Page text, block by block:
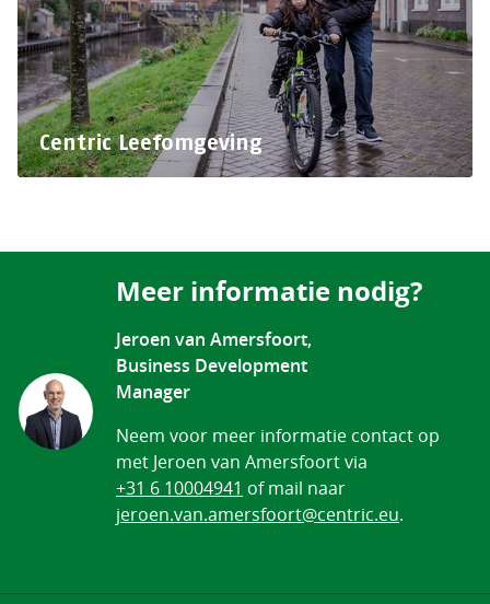
Centric Leefomgeving
Meer informatie nodig?
Jeroen van Amersfoort,
Business Development
Manager
Neem voor meer informatie contact op
met Jeroen van Amersfoort via
+31 6 10004941 of mail naar
jeroen.van.amersfoort@centric.eu.